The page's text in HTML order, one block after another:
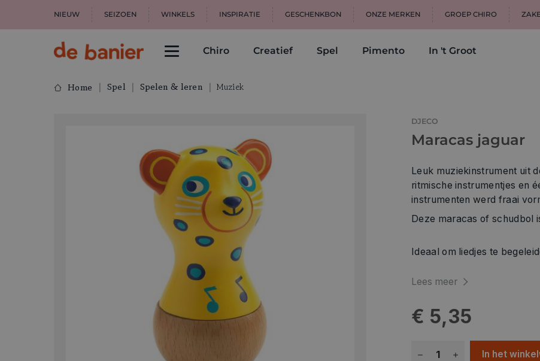
NIEUW SEIZOEN WINKELS INSPIRATIE GESCHENKBON ONZE MERKEN GROEP CHIRO
Chiro Creatief Spel Pimento In 't Groot
Home Spel Spelen & leren Muziek
DJECO
Maracas jaguar
Leuk muziekinstrument uit
ritmische instrumentjes en
instrumenten werd fraai
Deze maracas of schudbol
Ideaal om liedjes te
Lees meer
€ 5,35
In het